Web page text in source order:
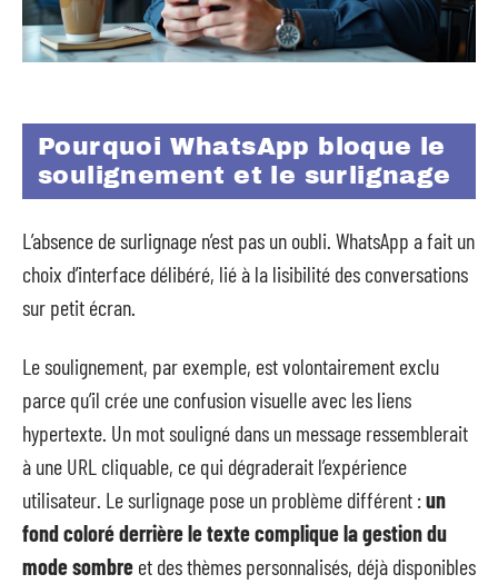
Pourquoi WhatsApp bloque le
soulignement et le surlignage
L’absence de surlignage n’est pas un oubli. WhatsApp a fait un
choix d’interface délibéré, lié à la lisibilité des conversations
sur petit écran.
Le soulignement, par exemple, est volontairement exclu
parce qu’il crée une confusion visuelle avec les liens
hypertexte. Un mot souligné dans un message ressemblerait
à une URL cliquable, ce qui dégraderait l’expérience
utilisateur. Le surlignage pose un problème différent :un
fond coloré derrière le texte complique la gestion du
mode sombre et des thèmes personnalisés, déjà disponibles